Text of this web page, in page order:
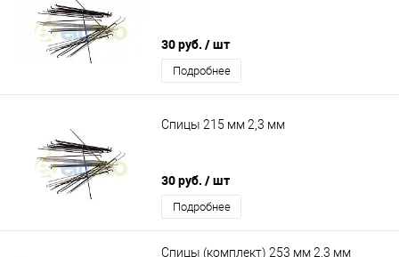
30 руб. / шт
Подробнее
Спицы 215 мм 2,3 мм
30 руб. / шт
Подробнее
Спицы (комплект) 253 мм 2,3 мм